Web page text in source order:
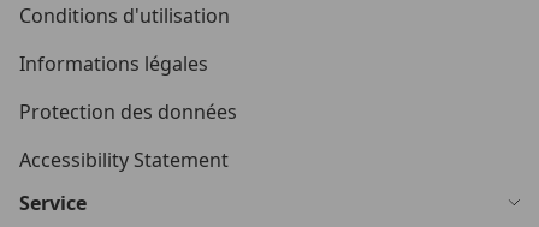
Conditions d'utilisation
Informations légales
Protection des données
Accessibility Statement
Service